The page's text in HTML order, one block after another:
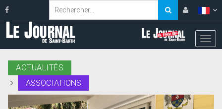
ACTUALITÉS
ASSOCIATIONS